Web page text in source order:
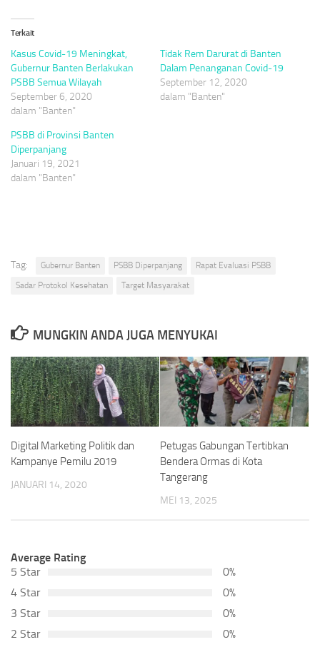
Terkait
Kasus Covid-19 Meningkat,
Gubernur Banten Berlakukan
PSBB Semua Wilayah
September 6, 2020
dalam "Banten"
Tidak Rem Darurat di Banten
Dalam Penanganan Covid-19
September 12, 2020
dalam "Banten"
PSBB di Provinsi Banten
Diperpanjang
Januari 19, 2021
dalam "Banten"
Tag: Gubernur Banten PSBB Diperpanjang
Rapat Evaluasi PSBB
Sadar Protokol Kesehatan
Target Masyarakat
MUNGKIN ANDA JUGA MENYUKAI
Digital Marketing Politik dan
Kampanye Pemilu 2019
JANUARI 14, 2020
Petugas Gabungan Tertibkan
Bendera Ormas di Kota
Tangerang
MEI 13, 2025
Average Rating
5 Star
0%
4 Star
0%
3 Star
0%
2 Star
0%